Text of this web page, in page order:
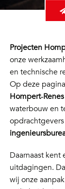
Projecten
onze
en technische
Op deze
Hompert‑Renes
waterbouw en
opdrachtgevers
Daarnaast
uitdagingen.
wij onze